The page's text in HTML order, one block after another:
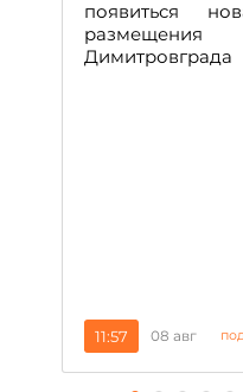
появиться
Димитровграда
11:57 08 авг